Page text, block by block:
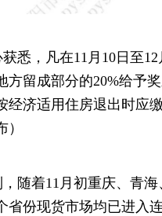
悉，凡在11月10日至
方留成部分的20%给予
经济适用住房退出时应
随着11月初重庆、青
省份现货市场均已进入